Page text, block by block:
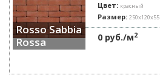
Rosso Sabbia
Rossa
Цвет: красный
Размер: 250x120x55
0 руб./м2